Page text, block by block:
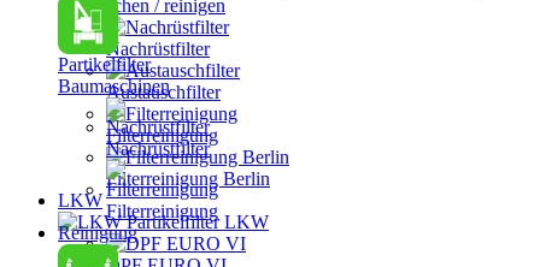
Partikelfilter
Baumaschinen
Nachrüstfilter
Filterreinigung
Reinigung
austauschen / reinigen
Nachrüstfilter
Austauschfilter
Filterreinigung
Filterreinigung Berlin
LKW
Partikelfilter LKW